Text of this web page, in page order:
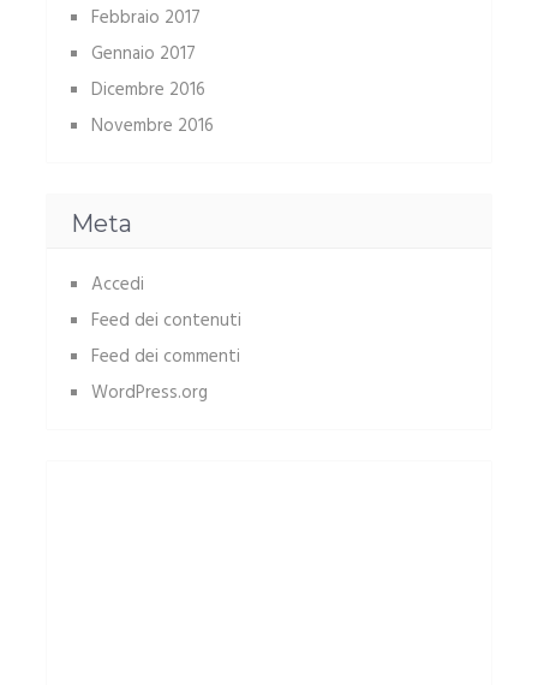
Febbraio 2017
Gennaio 2017
Dicembre 2016
Novembre 2016
Meta
Accedi
Feed dei contenuti
Feed dei commenti
WordPress.org